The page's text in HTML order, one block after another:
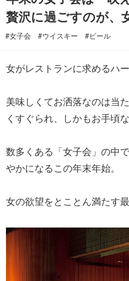
贅沢に過ごすのが、
#女子会 #ウイスキー #ビール
女がレストランに求めるハー
美味しくてお洒落なのは当
くすぐられ、しかもお手頃
数多くある「女子会」の中
やかになるこの年末年始。
女の欲望をとことん満たす